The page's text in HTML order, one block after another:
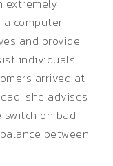
computer
and provide
individuals
arrived at
she advises
on bad
between